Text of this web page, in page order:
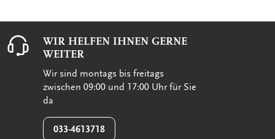
WIR HELFEN IHNEN GERNE
WEITER
Wir sind montags bis freitags
zwischen 09:00 und 17:00 Uhr für Sie
da
033-4613718